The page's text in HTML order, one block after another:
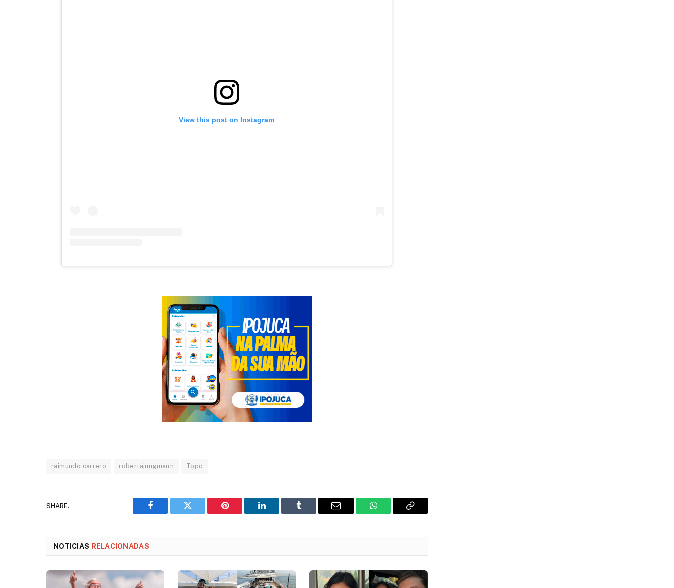
View this post on Instagram
raimundo carrero robertajungmann Topo
SHARE.
Facebook Twitter Pinterest LinkedIn Tumblr Email WhatsAppCopy
NOTICIAS RELACIONADAS